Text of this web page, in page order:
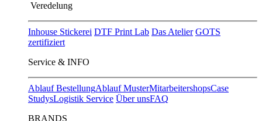
Ver​edelung
Inhouse Stickerei DTF Print Lab Das Atelier GOTS
zertifiziert
Service & INFO
Ablauf BestellungAblauf MusterMitarbeitershopsCase
StudysLogistik Service Über unsFAQ
BRANDS